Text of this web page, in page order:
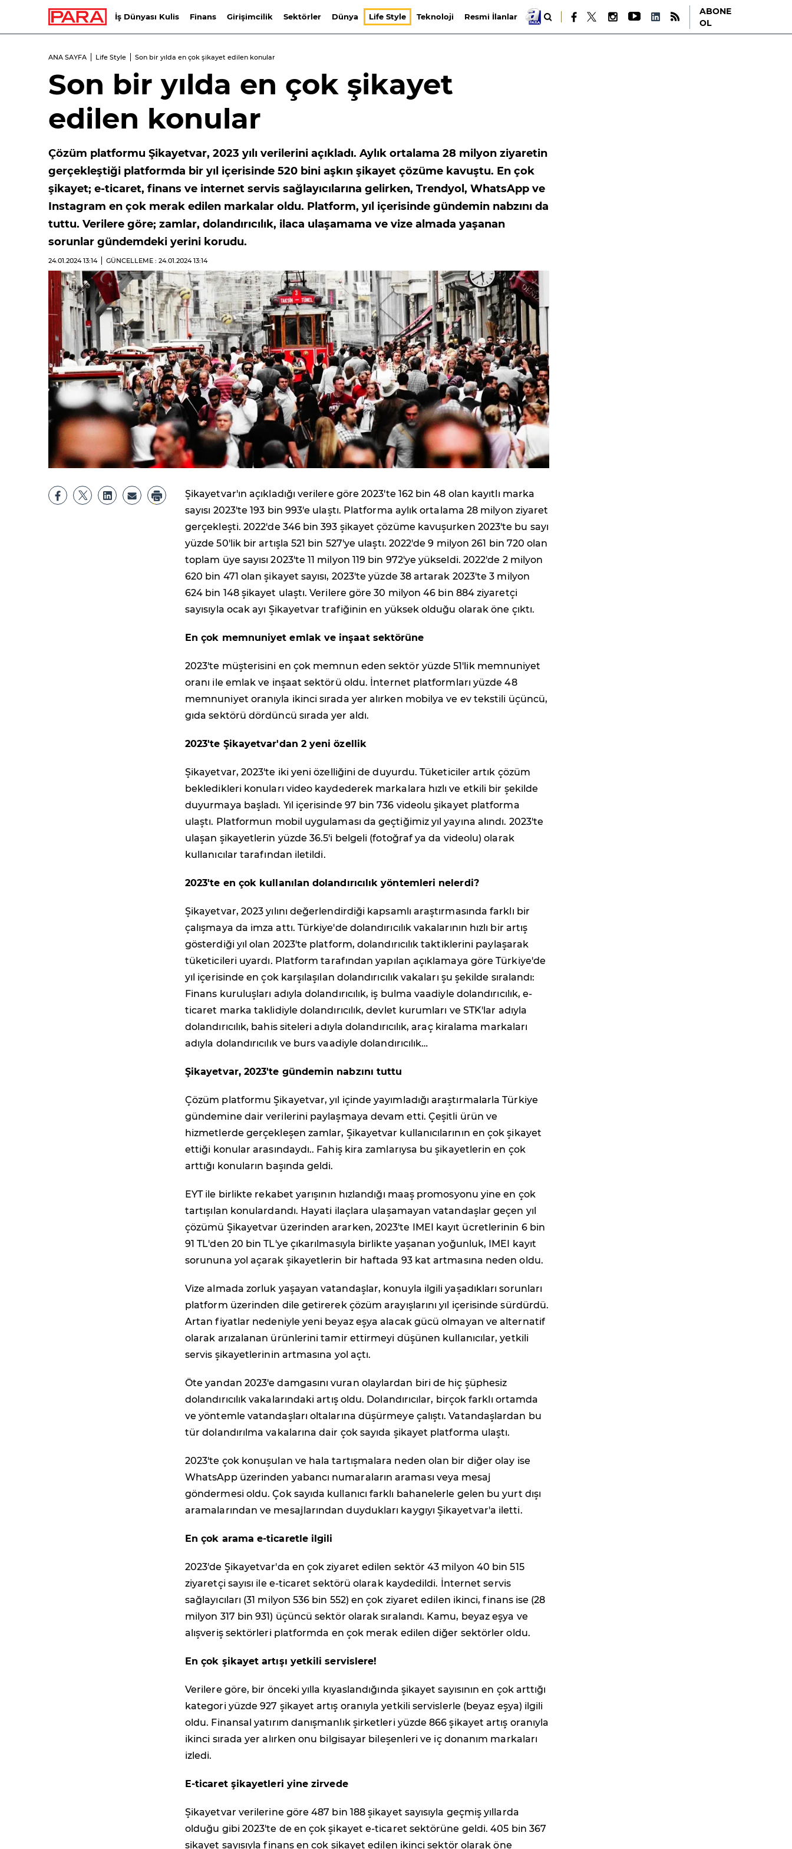
İş Dünyası Kulis Finans Girişimcilik Sektörler Dünya Life Style Teknoloji Resmi İlanlar
ABONE
OL
ANA SAYFA Life Style Son bir yılda en çok şikayet edilen konular
Son bir yılda en çok şikayet
edilen konular
Çözüm platformu Şikayetvar, 2023 yılı verilerini açıkladı. Aylık ortalama 28 milyon ziyaretin
gerçekleştiği platformda bir yıl içerisinde 520 bini aşkın şikayet çözüme kavuştu. En çok
şikayet; e-ticaret, finans ve internet servis sağlayıcılarına gelirken, Trendyol, WhatsApp ve
Instagram en çok merak edilen markalar oldu. Platform, yıl içerisinde gündemin nabzını da
tuttu. Verilere göre; zamlar, dolandırıcılık, ilaca ulaşamama ve vize almada yaşanan
sorunlar gündemdeki yerini korudu.
24.01.202413:14 GÜNCELLEME : 24.01.202413:14
Şikayetvar'ın açıkladığı verilere göre 2023'te 162 bin 48 olan kayıtlı marka
sayısı 2023'te 193 bin 993'e ulaştı. Platforma aylık ortalama 28 milyon ziyaret
gerçekleşti. 2022'de 346 bin 393 şikayet çözüme kavuşurken 2023'te bu sayı
yüzde 50'lik bir artışla 521 bin 527'ye ulaştı. 2022'de 9 milyon 261 bin 720 olan
toplam üye sayısı 2023'te 11 milyon 119 bin 972'ye yükseldi. 2022'de 2 milyon
620 bin 471 olan şikayet sayısı, 2023'te yüzde 38 artarak 2023'te 3 milyon
624 bin 148 şikayet ulaştı. Verilere göre 30 milyon 46 bin 884 ziyaretçi
sayısıyla ocak ayı Şikayetvar trafiğinin en yüksek olduğu olarak öne çıktı.
En çok memnuniyet emlak ve inşaat sektörüne
2023'te müşterisini en çok memnun eden sektör yüzde 51'lik memnuniyet
oranı ile emlak ve inşaat sektörü oldu. İnternet platformları yüzde 48
memnuniyet oranıyla ikinci sırada yer alırken mobilya ve ev tekstili üçüncü,
gıda sektörü dördüncü sırada yer aldı.
2023'te Şikayetvar'dan 2 yeni özellik
Şikayetvar, 2023'te iki yeni özelliğini de duyurdu. Tüketiciler artık çözüm
bekledikleri konuları video kaydederek markalara hızlı ve etkili bir şekilde
duyurmaya başladı. Yıl içerisinde 97 bin 736 videolu şikayet platforma
ulaştı. Platformun mobil uygulaması da geçtiğimiz yıl yayına alındı. 2023'te
ulaşan şikayetlerin yüzde 36.5'i belgeli (fotoğraf ya da videolu) olarak
kullanıcılar tarafından iletildi.
2023'te en çok kullanılan dolandırıcılık yöntemleri nelerdi?
Şikayetvar, 2023 yılını değerlendirdiği kapsamlı araştırmasında farklı bir
çalışmaya da imza attı. Türkiye'de dolandırıcılık vakalarının hızlı bir artış
gösterdiği yıl olan 2023'te platform, dolandırıcılık taktiklerini paylaşarak
tüketicileri uyardı. Platform tarafından yapılan açıklamaya göre Türkiye'de
yıl içerisinde en çok karşılaşılan dolandırıcılık vakaları şu şekilde sıralandı:
Finans kuruluşları adıyla dolandırıcılık, iş bulma vaadiyle dolandırıcılık, e-
ticaret marka taklidiyle dolandırıcılık, devlet kurumları ve STK'lar adıyla
dolandırıcılık, bahis siteleri adıyla dolandırıcılık, araç kiralama markaları
adıyla dolandırıcılık ve burs vaadiyle dolandırıcılık…
Şikayetvar, 2023'te gündemin nabzını tuttu
Çözüm platformu Şikayetvar, yıl içinde yayımladığı araştırmalarla Türkiye
gündemine dair verilerini paylaşmaya devam etti. Çeşitli ürün ve
hizmetlerde gerçekleşen zamlar, Şikayetvar kullanıcılarının en çok şikayet
ettiği konular arasındaydı.. Fahiş kira zamlarıysa bu şikayetlerin en çok
arttığı konuların başında geldi.
EYT ile birlikte rekabet yarışının hızlandığı maaş promosyonu yine en çok
tartışılan konulardandı. Hayati ilaçlara ulaşamayan vatandaşlar geçen yıl
çözümü Şikayetvar üzerinden ararken, 2023'te IMEI kayıt ücretlerinin 6 bin
91 TL'den 20 bin TL'ye çıkarılmasıyla birlikte yaşanan yoğunluk, IMEI kayıt
sorununa yol açarak şikayetlerin bir haftada 93 kat artmasına neden oldu.
Vize almada zorluk yaşayan vatandaşlar, konuyla ilgili yaşadıkları sorunları
platform üzerinden dile getirerek çözüm arayışlarını yıl içerisinde sürdürdü.
Artan fiyatlar nedeniyle yeni beyaz eşya alacak gücü olmayan ve alternatif
olarak arızalanan ürünlerini tamir ettirmeyi düşünen kullanıcılar, yetkili
servis şikayetlerinin artmasına yol açtı.
Öte yandan 2023'e damgasını vuran olaylardan biri de hiç şüphesiz
dolandırıcılık vakalarındaki artış oldu. Dolandırıcılar, birçok farklı ortamda
ve yöntemle vatandaşları oltalarına düşürmeye çalıştı. Vatandaşlardan bu
tür dolandırılma vakalarına dair çok sayıda şikayet platforma ulaştı.
2023'te çok konuşulan ve hala tartışmalara neden olan bir diğer olay ise
WhatsApp üzerinden yabancı numaraların araması veya mesaj
göndermesi oldu. Çok sayıda kullanıcı farklı bahanelerle gelen bu yurt dışı
aramalarından ve mesajlarından duydukları kaygıyı Şikayetvar'a iletti.
En çok arama e-ticaretle ilgili
2023'de Şikayetvar'da en çok ziyaret edilen sektör 43 milyon 40 bin 515
ziyaretçi sayısı ile e-ticaret sektörü olarak kaydedildi. İnternet servis
sağlayıcıları (31 milyon 536 bin 552) en çok ziyaret edilen ikinci, finans ise (28
milyon 317 bin 931) üçüncü sektör olarak sıralandı. Kamu, beyaz eşya ve
alışveriş sektörleri platformda en çok merak edilen diğer sektörler oldu.
En çok şikayet artışı yetkili servislere!
Verilere göre, bir önceki yılla kıyaslandığında şikayet sayısının en çok arttığı
kategori yüzde 927 şikayet artış oranıyla yetkili servislerle (beyaz eşya) ilgili
oldu. Finansal yatırım danışmanlık şirketleri yüzde 866 şikayet artış oranıyla
ikinci sırada yer alırken onu bilgisayar bileşenleri ve iç donanım markaları
izledi.
E-ticaret şikayetleri yine zirvede
Şikayetvar verilerine göre 487 bin 188 şikayet sayısıyla geçmiş yıllarda
olduğu gibi 2023'te de en çok şikayet e-ticaret sektörüne geldi. 405 bin 367
şikayet sayısıyla finans en çok şikayet edilen ikinci sektör olarak öne